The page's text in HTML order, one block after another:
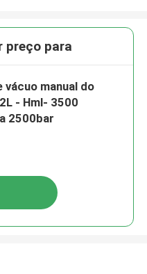
preço para
vácuo manual do
- Hml- 3500
2500bar